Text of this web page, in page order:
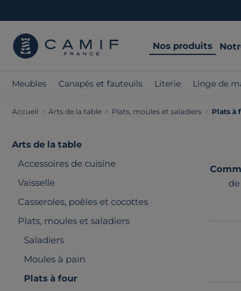
Nos produits
Meubles Canapés et fauteuils Literie Linge de
Accueil > Arts de la table > Plats, moules et saladiers > Plats à
Arts de la table
Accessoires de cuisine
Vaisselle
Casseroles, poêles et cocottes
Plats, moules et saladiers
Saladiers
Moules à pain
Plats à four